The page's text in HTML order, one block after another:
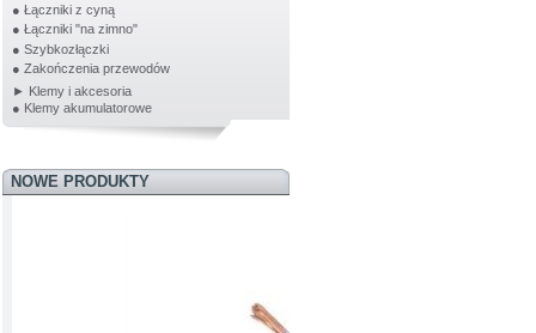
● Łączniki z cyną
● Łączniki "na zimno"
● Szybkozłączki
● Zakończenia przewodów
► Klemy i akcesoria
● Klemy akumulatorowe
NOWE PRODUKTY